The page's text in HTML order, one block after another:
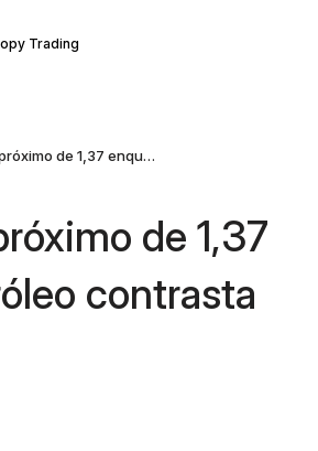
Trading
USD/CAD se mantém próximo de 1,37 enquanto a alta do petróleo contrasta com a cautela do Fed
de 1,37
contrasta